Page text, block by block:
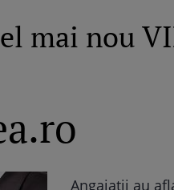
mai nou
Angajații au